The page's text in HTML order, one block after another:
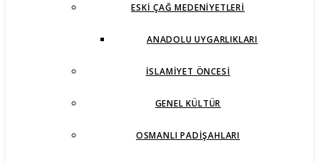
ESKI ÇAĞ MEDENIYETLERI
ANADOLU UYGARLIKLARI
İSLAMIYET ÖNCESI
GENEL KÜLTÜR
OSMANLI PADIŞAHLARI